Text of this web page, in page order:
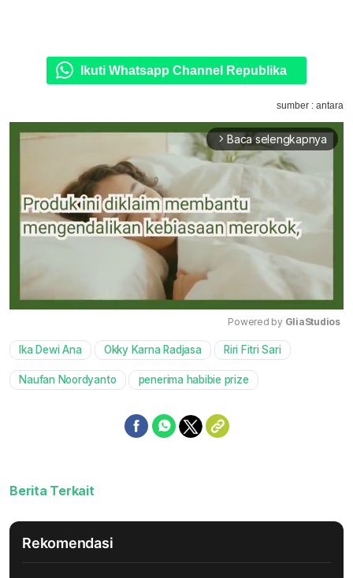
Ikuti Whatsapp Channel Republika
sumber : antara
arrow_forward_ios Baca selengkapnya
Mute
Powered by GliaStudios
Ika Dewi Ana Okky Karna Radjasa Riri Fitri Sari
Naufan Noordyanto penerima habibie prize
Berita Terkait
Rekomendasi